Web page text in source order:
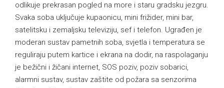
odlikuje prekrasan pogled na more i staru gradsku jezgru.
Svaka soba uključuje kupaonicu, mini frižider, mini bar,
satelitsku i zemaljsku televiziju, sef i telefon. Ugrađen je
moderan sustav pametnih soba, svjetla i temperatura se
reguliraju putem kartice i ekrana na dodir, na raspolaganju
je bežični i žičani internet, SOS poziv, poziv sobarici,
alarmni sustav, sustav zaštite od požara sa senzorima